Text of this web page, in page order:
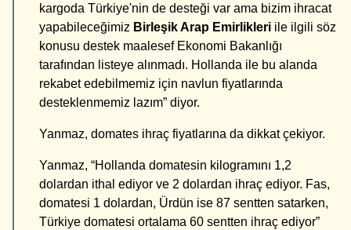
kargoda Türkiye'nin de desteği var ama bizim ihracat
yapabileceğimiz Birleşik Arap Emirlikleri ile ilgili söz
konusu destek maalesef Ekonomi Bakanlığı
tarafından listeye alınmadı. Hollanda ile bu alanda
rekabet edebilmemiz için navlun fiyatlarında
desteklenmemiz lazım” diyor.
Yanmaz, domates ihraç fiyatlarına da dikkat çekiyor.
Yanmaz, “Hollanda domatesin kilogramını 1,2
dolardan ithal ediyor ve 2 dolardan ihraç ediyor. Fas,
domatesi 1 dolardan, Ürdün ise 87 sentten satarken,
Türkiye domatesi ortalama 60 sentten ihraç ediyor”